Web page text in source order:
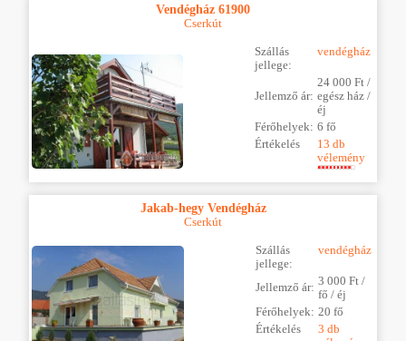
Vendégház 61900
Cserkút
Szállás
jellege:
vendégház
Jellemző ár:
24 000 Ft /
egész ház /
éj
Férőhelyek: 6 fő
Értékelés
13 db
vélemény
Jakab-hegy Vendégház
Cserkút
Szállás
jellege:
vendégház
Jellemző ár: 3 000 Ft /
fő / éj
Férőhelyek: 20 fő
Értékelés
3 db